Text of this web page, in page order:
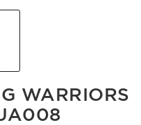
WARRIORS